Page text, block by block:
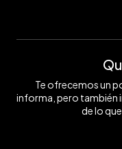
Te ofrecemos un
informa, pero también
de lo